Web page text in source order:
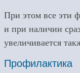
При этом все эти
и при наличии
увеличивается
Профилактика